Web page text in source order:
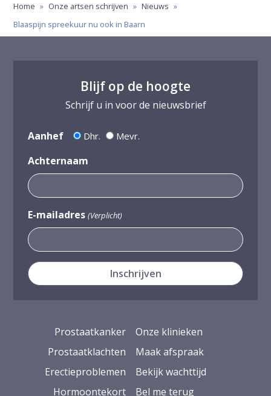
Home » Onze artsen schrijven » Nieuws »
Blaaspijn spreekuur nu ook in Baarn
Blijf op de hoogte
Schrijf u in voor de nieuwsbrief
Aanhef Dhr. Mevr.
Achternaam
E-mailadres (Verplicht)
Prostaatkanker
Prostaatklachten
Erectieproblemen
Hormoontekort
Onze klinieken
Maak afspraak
Bekijk wachttijd
Bel me terug